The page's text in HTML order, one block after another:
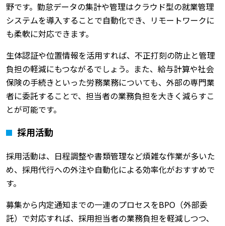
野です。勤怠データの集計や管理はクラウド型の就業管理
システムを導入することで自動化でき、リモートワークに
も柔軟に対応できます。
生体認証や位置情報を活用すれば、不正打刻の防止と管理
負担の軽減にもつながるでしょう。また、給与計算や社会
保険の手続きといった労務業務についても、外部の専門業
者に委託することで、担当者の業務負担を大きく減らすこ
とが可能です。
採用活動
採用活動は、日程調整や書類管理など煩雑な作業が多いた
め、採用代行への外注や自動化による効率化がおすすめで
す。
募集から内定通知までの一連のプロセスをBPO（外部委
託）で対応すれば、採用担当者の業務負担を軽減しつつ、